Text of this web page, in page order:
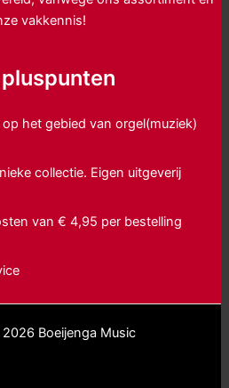
vakkennis!
het gebied van orgel(muziek)
collectie. Eigen uitgeverij
van € 4,95 per bestelling
Boeijenga Music